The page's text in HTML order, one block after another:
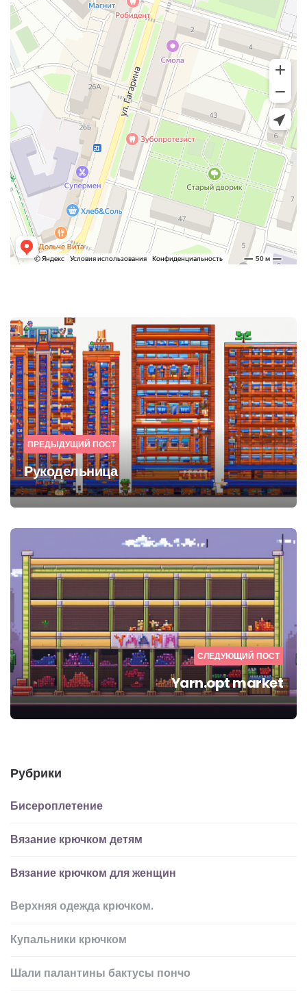
Post
navigation
ПРЕДЫДУЩИЙ ПОСТ
Рукодельница
СЛЕДУЮЩИЙ ПОСТ
Yarn.opt market
Рубрики
Бисероплетение
Вязание крючком детям
Вязание крючком для женщин
Верхняя одежда крючком.
Купальники крючком
Шали палантины бактусы пончо